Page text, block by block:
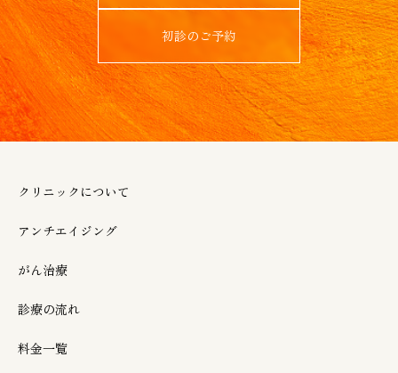
初診のご予約
クリニックについて
アンチエイジング
がん治療
診療の流れ
料金一覧